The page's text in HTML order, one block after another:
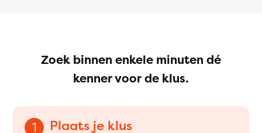
Zoek binnen enkele minuten dé
kenner voor de klus.
1 Plaats je klus